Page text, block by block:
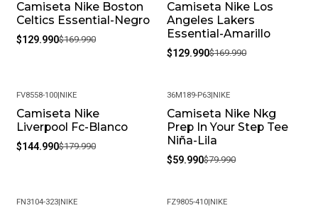
-24%
Camiseta Nike Boston
Celtics Essential-Negro
$129.990$169.990
-24%
Camiseta Nike Los
Angeles Lakers
Essential-Amarillo
$129.990$169.990
-19%
FV8558-100| NIKE
Camiseta Nike
Liverpool Fc-Blanco
$144.990$179.990
-25%
36M189-P63 NIKE
Camiseta Nike Nkg
Prep In Your Step Tee
Niña-Lila
$59.990$79.990
FN3104-323| NIKE FZ9805-410 NIKE